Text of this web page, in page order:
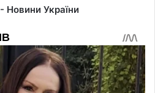
- Новини України